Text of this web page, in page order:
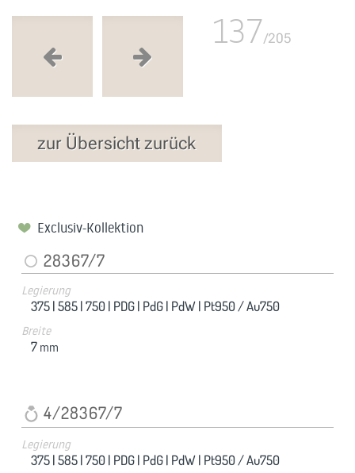
137/205
zur Übersicht zurück
Exclusiv-Kollektion
28367/7
Legierung
375 |585 |750 | PDG | PdG | PdW | Pt950 / Au750
Breite
7 mm
4/28367/7
Legierung
375 |585 |750 | PDG | PdG | PdW | Pt950 / Au750